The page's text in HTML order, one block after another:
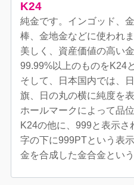
K24
純金です。インゴッド、
棒、金地金などに使われま
美しく、資産価値の高い
99.99%以上のものをK24
そして、日本国内では、
旗、日の丸の横に純度を
ホールマークによって品
K24の他に、999と表示
字の下に999PTという表
金を合成した金合金という